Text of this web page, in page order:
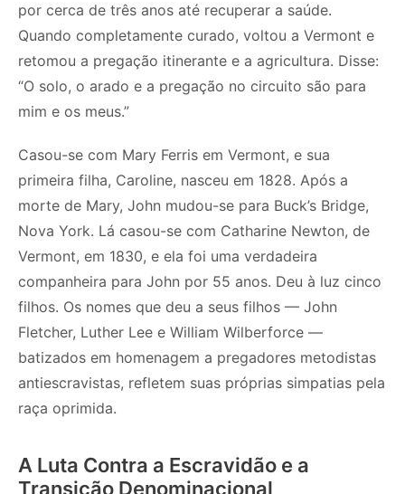
por cerca de três anos até recuperar a saúde.
Quando completamente curado, voltou a Vermont e
retomou a pregação itinerante e a agricultura. Disse:
“O solo, o arado e a pregação no circuito são para
mim e os meus.”
Casou-se com Mary Ferris em Vermont, e sua
primeira filha, Caroline, nasceu em 1828. Após a
morte de Mary, John mudou-se para Buck’s Bridge,
Nova York. Lá casou-se com Catharine Newton, de
Vermont, em 1830, e ela foi uma verdadeira
companheira para John por 55 anos. Deu à luz cinco
filhos. Os nomes que deu a seus filhos — John
Fletcher, Luther Lee e William Wilberforce —
batizados em homenagem a pregadores metodistas
antiescravistas, refletem suas próprias simpatias pela
raça oprimida.
A Luta Contra a Escravidão e a
Transição Denominacional